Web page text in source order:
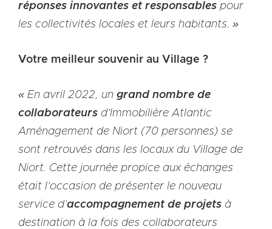
réponses innovantes et responsables pour
les collectivités locales et leurs habitants. »
Votre meilleur souvenir au Village ?
« En avril 2022, un grand nombre de
collaborateurs d’Immobilière Atlantic
Aménagement de Niort (70 personnes) se
sont retrouvés dans les locaux du Village de
Niort. Cette journée propice aux échanges
était l’occasion de présenter le nouveau
service d’accompagnement de projets à
destination à la fois des collaborateurs